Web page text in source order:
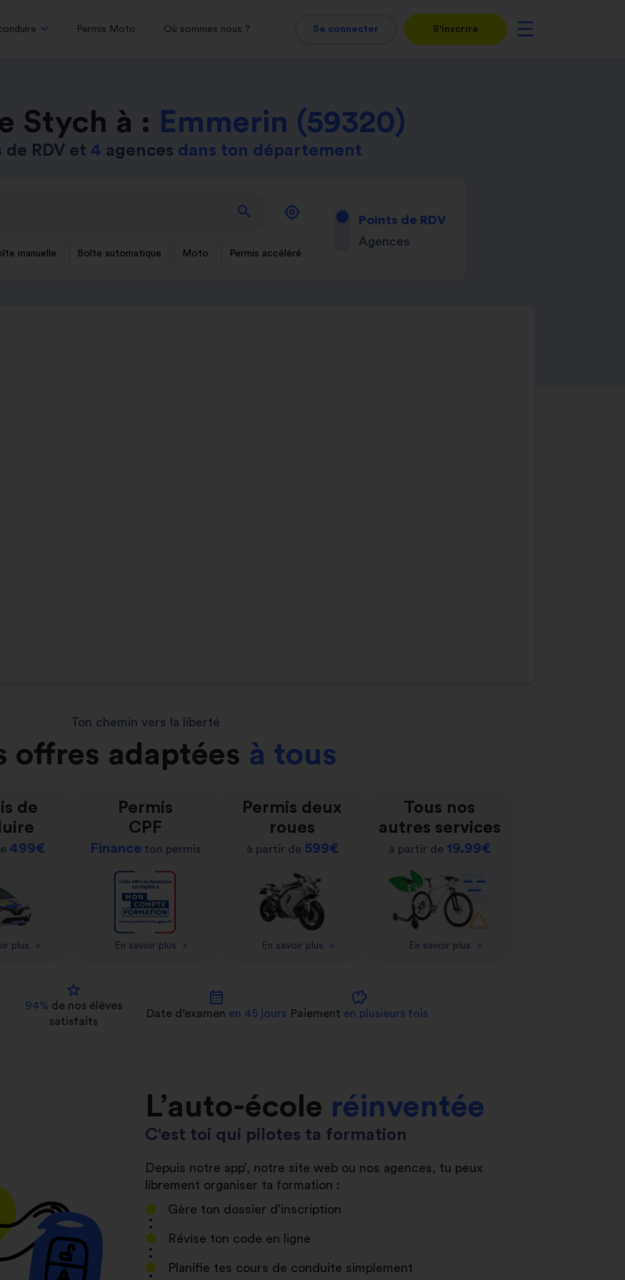
Permis Moto Où sommes nous ? Se connecter S'inscrire
Stych à : Emmerin (59320)
de RDV et 4 agences dans ton département
search
manuelle Boîte automatique Moto Permis accéléré
Points de RDV
Agences
Ton chemin vers la liberté
offres adaptées à tous
de
499€
plus >
Permis
CPF
Financeton permis
En savoir plus >
Permis deux
roues
à partir de 599€
En savoir plus >
Tous nos
autres services
à partir de 19.99€
En savoir plus >
star
94% de nos élèves
satisfaits
calendar_month
Date d’examen en 45 jours
savings
Paiement en plusieurs fois
L’auto-école réinventée
C'est toi qui pilotes ta formation
Depuis notre app’, notre site web ou nos agences, tu peux
librement organiser ta formation :
Gère ton dossier d’inscription
Révise ton code en ligne
Planifie tes cours de conduite simplement